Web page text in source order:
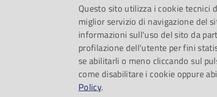
Un viaggio da
argomento
piccoli, il segreto
Questo sito utilizza i cookie tecnici
miglior servizio di navigazione del
informazioni sull'uso del sito da
profilazione dell'utente per fini
se abilitarli o meno cliccando sul
come disabilitare i cookie oppure
Policy.